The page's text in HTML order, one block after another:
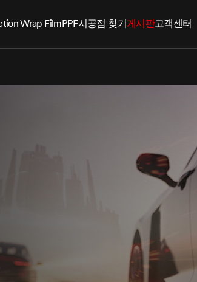
Wrap Film PPF시공점 찾기 게시판고객센터